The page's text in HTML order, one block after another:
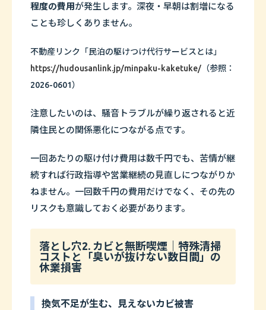
程度の費用が発生します。深夜・早朝は割増になる
ことも珍しくありません。
不動産リンク「民泊の駆けつけ代行サービスとは」
https://hudousanlink.jp/minpaku-kaketuke/ （参照：
2026-0601）
注意したいのは、騒音トラブルが繰り返されると近
隣住民との関係悪化につながる点です。
一回あたりの駆け付け費用は数千円でも、苦情が継
続すれば行政指導や営業継続の見直しにつながりか
ねません。一回数千円の費用だけでなく、その先の
リスクも意識しておく必要があります。
落とし穴2. カビと無断喫煙｜特殊清掃
コストと「臭いが抜けない数日間」の
休業損害
換気不足が生む、見えないカビ被害